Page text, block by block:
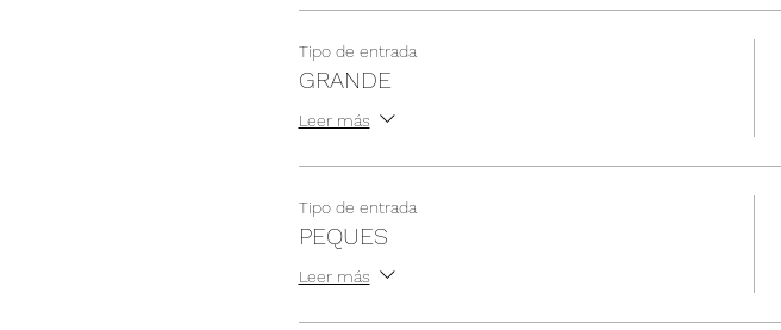
Tipo de entrada
GRANDE
Leer más
Tipo de entrada
PEQUES
Leer más